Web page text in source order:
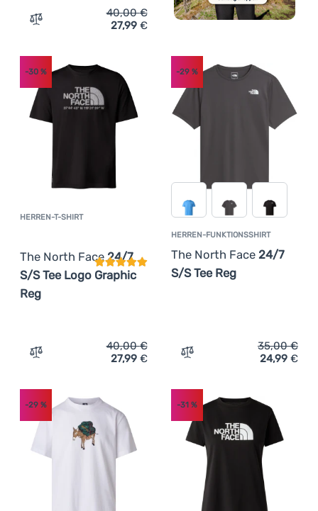
Zum Vergleich 'Herren-T-Shirt The North Face Ma 24/7
40,00€
27,99 €
HERREN-T-SHIRT
The North Face24/7
S/S Tee Logo Graphic
Reg
Kundenbewertung
-30 %
Zum Vergleich 'Herren-T-Shirt The North Face 24/7 S/S
40,00€
27,99 €
HERREN-FUNKTIONSSHIRT
The North Face 24/7
S/S Tee Reg
-29%
Zum Vergleich 'Herren-
35,00€
24,99 €
-29 % -31%